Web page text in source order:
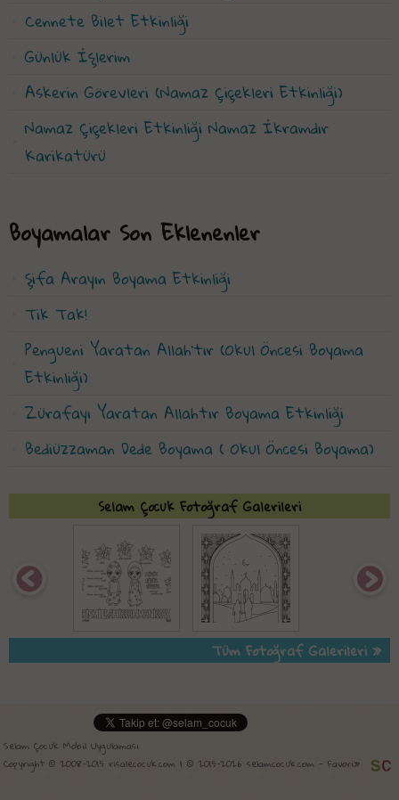
Cennete Bilet Etkinliği
Günlük İşlerim
Askerin Görevleri (Namaz Çiçekleri Etkinliği)
Namaz Çiçekleri Etkinliği Namaz İkramdır
Karikatürü
Boyamalar Son Eklenenler
Şifa Arayın Boyama Etkinliği
Tik Tak!
Pengueni Yaratan Allah'tır (Okul Öncesi Boyama
Etkinliği)
Zürafayı Yaratan Allahtır Boyama Etkinliği
Bediüzzaman Dede Boyama ( Okul Öncesi Boyama)
Selam Çocuk Fotoğraf Galerileri
Tüm Fotoğraf Galerileri »
Selam Çocuk Mobil Uygulaması
Copyright © 2008-2015 risalecocuk.com | © 2015-2026 selamcocuk.com - Favori»